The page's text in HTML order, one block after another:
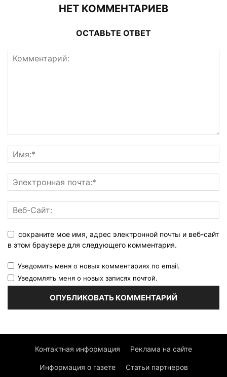
НЕТ КОММЕНТАРИЕВ
ОСТАВЬТЕ ОТВЕТ
сохраните мое имя, адрес электронной почты и веб-сайт
в этом браузере для следующего комментария.
Уведомить меня о новых комментариях по email.
Уведомлять меня о новых записях почтой.
Контактная информация Реклама на сайте
Информация о газете Статьи партнеров